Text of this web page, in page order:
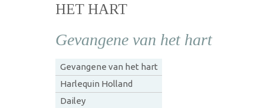
HET HART
Gevangene van het hart
Gevangene van het hart
Harlequin Holland
Dailey